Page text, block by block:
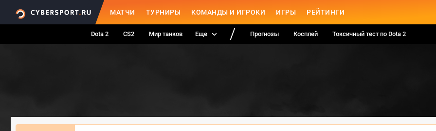
МАТЧИ ТУРНИРЫ КОМАНДЫ И ИГРОКИ ИГРЫ РЕЙТИНГИ
Dota 2 CS2 Мир танков Еще Прогнозы Косплей Токсичный тест по Dota 2